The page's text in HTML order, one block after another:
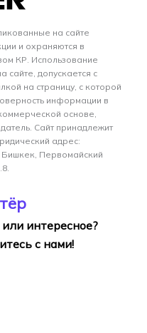
на сайте
и охраняются в
КР. Использование
сайте, допускается с
на страницу, с которой
информации в
основе,
Сайт принадлежит
адрес:
Бишкек, Первомайский
интересное?
с нами!